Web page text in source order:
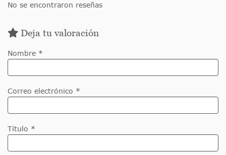
No se encontraron reseñas
Deja tu valoración
Nombre *
Correo electrónico *
Título *